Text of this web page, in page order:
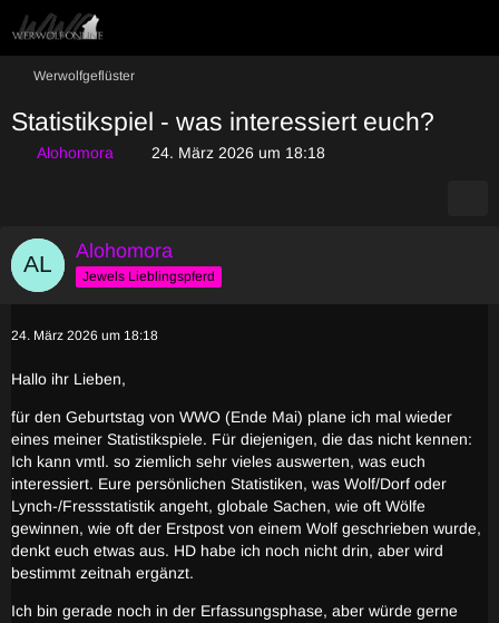
Werwolfgeflüster
Statistikspiel - was interessiert euch?
Alohomora 24. März 2026 um 18:18
Alohomora
Jewels Lieblingspferd
24. März 2026 um 18:18
Hallo ihr Lieben,
für den Geburtstag von WWO (Ende Mai) plane ich mal wieder
eines meiner Statistikspiele. Für diejenigen, die das nicht kennen:
Ich kann vmtl. so ziemlich sehr vieles auswerten, was euch
interessiert. Eure persönlichen Statistiken, was Wolf/Dorf oder
Lynch-/Fressstatistik angeht, globale Sachen, wie oft Wölfe
gewinnen, wie oft der Erstpost von einem Wolf geschrieben wurde,
denkt euch etwas aus. HD habe ich noch nicht drin, aber wird
bestimmt zeitnah ergänzt.
Ich bin gerade noch in der Erfassungsphase, aber würde gerne